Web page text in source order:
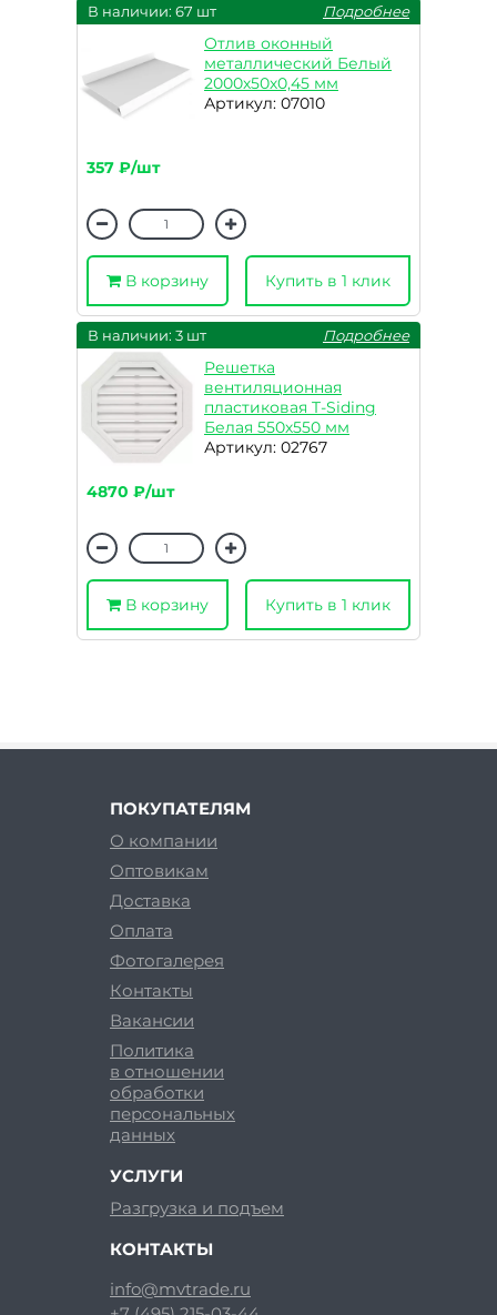
В наличии: 67 шт Подробнее
Отлив оконный
металлический Белый
2000х50х0,45 мм
Артикул: 07010
357 ₽/шт
В корзину Купить в 1 клик
В наличии: 3 шт Подробнее
Решетка
вентиляционная
пластиковая T-Siding
Белая 550х550 мм
Артикул: 02767
4870 ₽/шт
В корзину Купить в 1 клик
ПОКУПАТЕЛЯМ
О компании
Оптовикам
Доставка
Оплата
Фотогалерея
Контакты
Вакансии
Политика
в отношении
обработки
персональных
данных
УСЛУГИ
Разгрузка и подъем
КОНТАКТЫ
info@mvtrade.ru